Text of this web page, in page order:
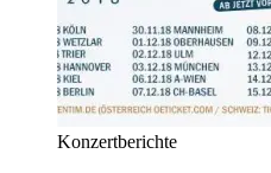
Konzertberichte